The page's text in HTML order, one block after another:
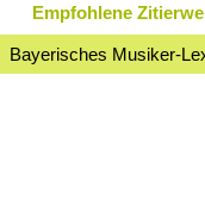
Empfohlene
Bayerisches Musiker-